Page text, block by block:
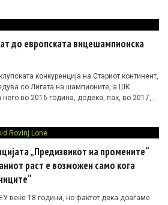
до европската вицешампионска
конкуренција на Стариот континент,
со Лигата на шампионите, а ШК
во 2016 година, додека, пак, во 2017,
„Предизвикот на промените“
раст е возможен само кога
веќе 18 години, но фактот дека доаѓаме